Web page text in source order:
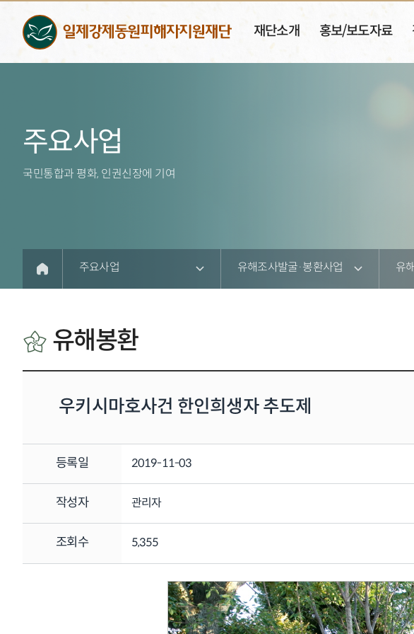
재단소개 홍보/보도자료
주요사업
국민통합과 평화, 인권신장에 기여
주요사업 유해조사발굴·봉환사업 유
유해봉환
우키시마호사건 한인희생자 추도제
등록일 2019-11-03
작성자 관리자
조회수 5,355